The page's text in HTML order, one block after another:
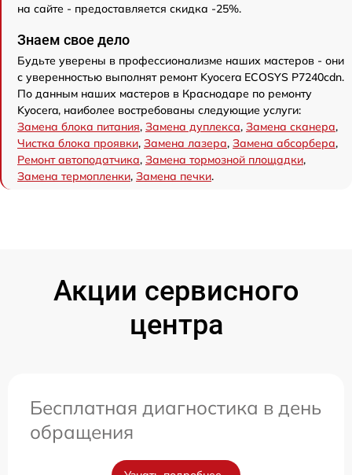
на сайте - предоставляется скидка -25%.
Знаем свое дело
Будьте уверены в профессионализме наших мастеров - они
с уверенностью выполнят ремонт Kyocera ECOSYS P7240cdn.
По данным наших мастеров в Краснодаре по ремонту
Kyocera, наиболее востребованы следующие услуги:
Замена блока питания, Замена дуплекса, Замена сканера,
Чистка блока проявки, Замена лазера, Замена абсорбера,
Ремонт автоподатчика, Замена тормозной площадки,
Замена термопленки, Замена печки.
Акции сервисного
центра
Бесплатная диагностика в день
обращения